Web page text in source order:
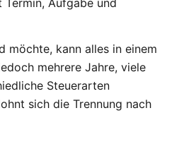
Aufgabe und
möchte, kann alles in einem
mehrere Jahre, viele
Steuerarten
sich die Trennung nach